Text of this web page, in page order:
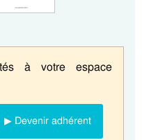
à votre espace
▶ Devenir adhérent